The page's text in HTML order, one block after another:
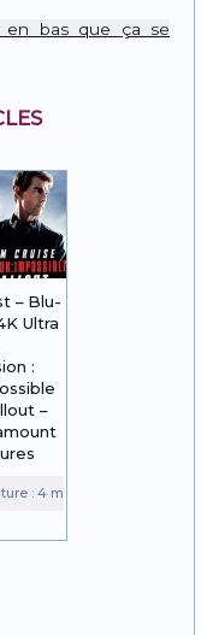
Link
en bas que ça se
– Blu-
Ultra
:
–